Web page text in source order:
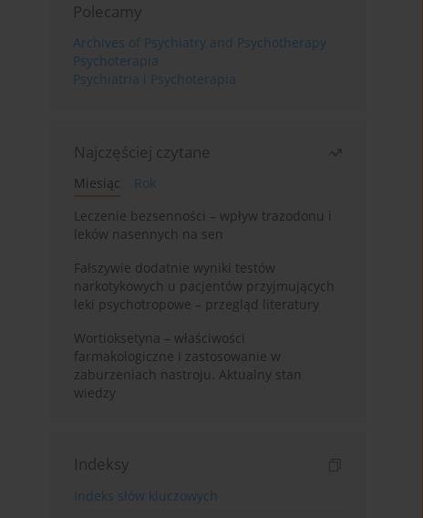
Polecamy
Archives of Psychiatry and Psychotherapy
Psychoterapia
Psychiatria i Psychoterapia
Najczęściej czytane
Miesiąc
Rok
Leczenie bezsenności – wpływ trazodonu i
leków nasennych na sen
Fałszywie dodatnie wyniki testów
narkotykowych u pacjentów przyjmujących
leki psychotropowe – przegląd literatury
Wortioksetyna – właściwości
farmakologiczne i zastosowanie w
zaburzeniach nastroju. Aktualny stan
wiedzy
Indeksy
Indeks słów kluczowych